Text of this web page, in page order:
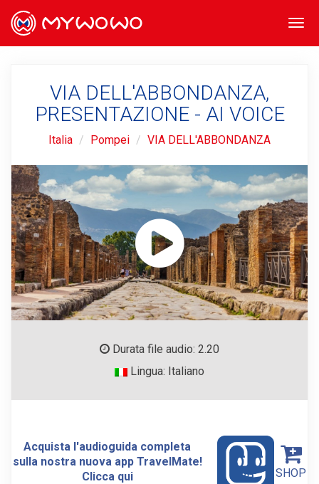
VIA DELL'ABBONDANZA,
PRESENTAZIONE - AI VOICE
Italia Pompei VIA DELL'ABBONDANZA
Durata file audio: 2.20
Lingua: Italiano
Acquista l'audioguida completa
sulla nostra nuova app TravelMate!
Clicca qui
SHOP